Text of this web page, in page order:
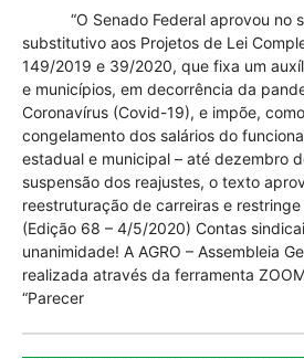
“O Senado Federal aprovou no
substitutivo aos Projetos de Lei
149/2019 e 39/2020, que fixa um
e municípios, em decorrência da
Coronavírus (Covid-19), e impõe,
congelamento dos salários do
estadual e municipal – até dezembro
suspensão dos reajustes, o texto
reestruturação de carreiras e
(Edição 68 – 4/5/2020) Contas
unanimidade! A AGRO – Assembleia
realizada através da ferramenta
“Parecer